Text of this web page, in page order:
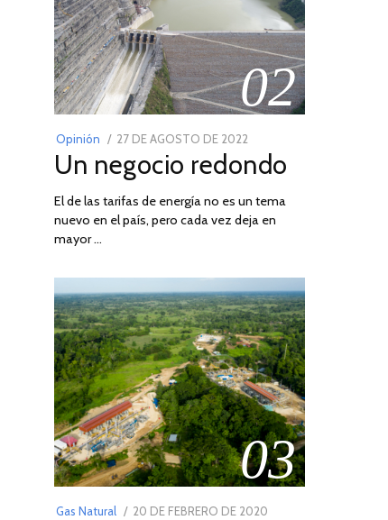
02
Opinión
POSTED
ON
27 DE AGOSTO DE 2022
DE
DE
2022
Un negocio redondo
El de las tarifas de energía no es un tema
nuevo en el país, pero cada vez deja en
mayor …
03
Gas Natural
POSTED
20 DE FEBRERO DE 2020